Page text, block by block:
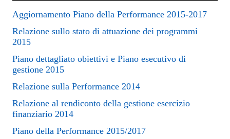
Aggiornamento Piano della Performance 2015-2017
Relazione sullo stato di attuazione dei programmi
2015
Piano dettagliato obiettivi e Piano esecutivo di
gestione 2015
Relazione sulla Performance 2014
Relazione al rendiconto della gestione esercizio
finanziario 2014
Piano della Performance 2015/2017